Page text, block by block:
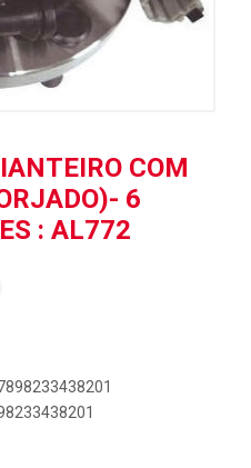
COM
6
: AL772